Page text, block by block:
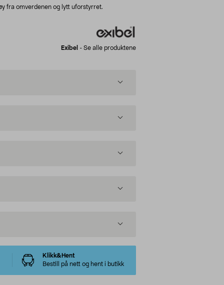
fra omverdenen og lytt uforstyrret.
Exibel - Se alle produktene
Klikk&Hent
Bestill på nett og hent i butikk